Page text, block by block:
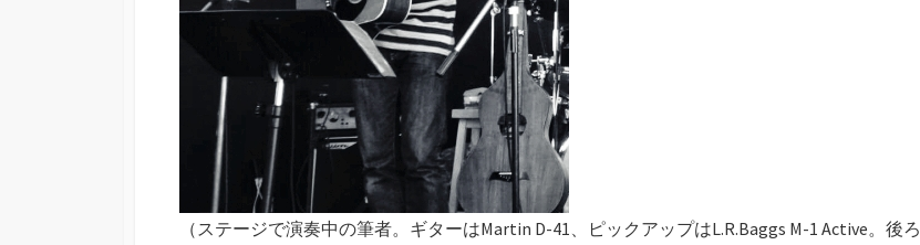
（ステージで演奏中の筆者。ギターはMartin D-41、ピックアップはL.R.Baggs M-1 Active。後ろ